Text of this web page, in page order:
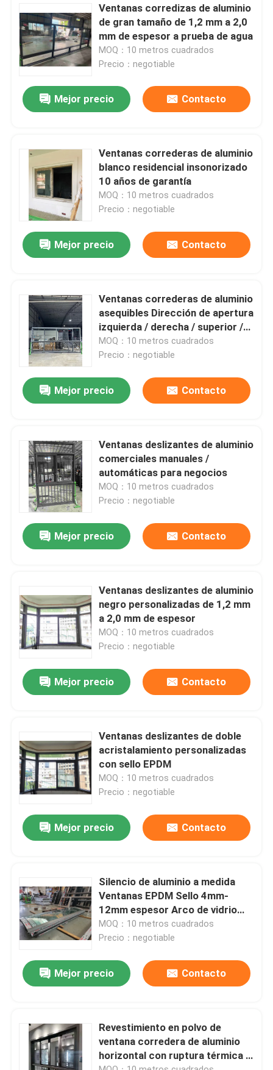
Productos
vídeos
Sobre nosotros
Control de calidad
Pida una cita
Ventanas con casilla de aluminio
Ventanas dobladas de aluminio
Ventanas corredizas de aluminio
de gran tamaño de 1,2 mm a 2,0
mm de espesor a prueba de agua
MOQ：10 metros cuadrados
Precio：negotiable
Mejor precio Contacto
Ventanas correderas de aluminio
blanco residencial insonorizado
10 años de garantía
MOQ：10 metros cuadrados
Precio：negotiable
Mejor precio Contacto
Ventanas correderas de aluminio
asequibles Dirección de apertura
izquierda / derecha / superior /
inferior
MOQ：10 metros cuadrados
Precio：negotiable
Mejor precio Contacto
Ventanas deslizantes de aluminio
comerciales manuales /
automáticas para negocios
MOQ：10 metros cuadrados
Precio：negotiable
Mejor precio Contacto
Ventanas deslizantes de aluminio
negro personalizadas de 1,2 mm
a 2,0 mm de espesor
MOQ：10 metros cuadrados
Precio：negotiable
Mejor precio Contacto
Ventanas deslizantes de doble
acristalamiento personalizadas
con sello EPDM
MOQ：10 metros cuadrados
Precio：negotiable
Mejor precio Contacto
Silencio de aluminio a medida
Ventanas EPDM Sello 4mm-
12mm espesor Arco de vidrio
deslizante suave
MOQ：10 metros cuadrados
Precio：negotiable
Mejor precio Contacto
Revestimiento en polvo de
ventana corredera de aluminio
horizontal con ruptura térmica /